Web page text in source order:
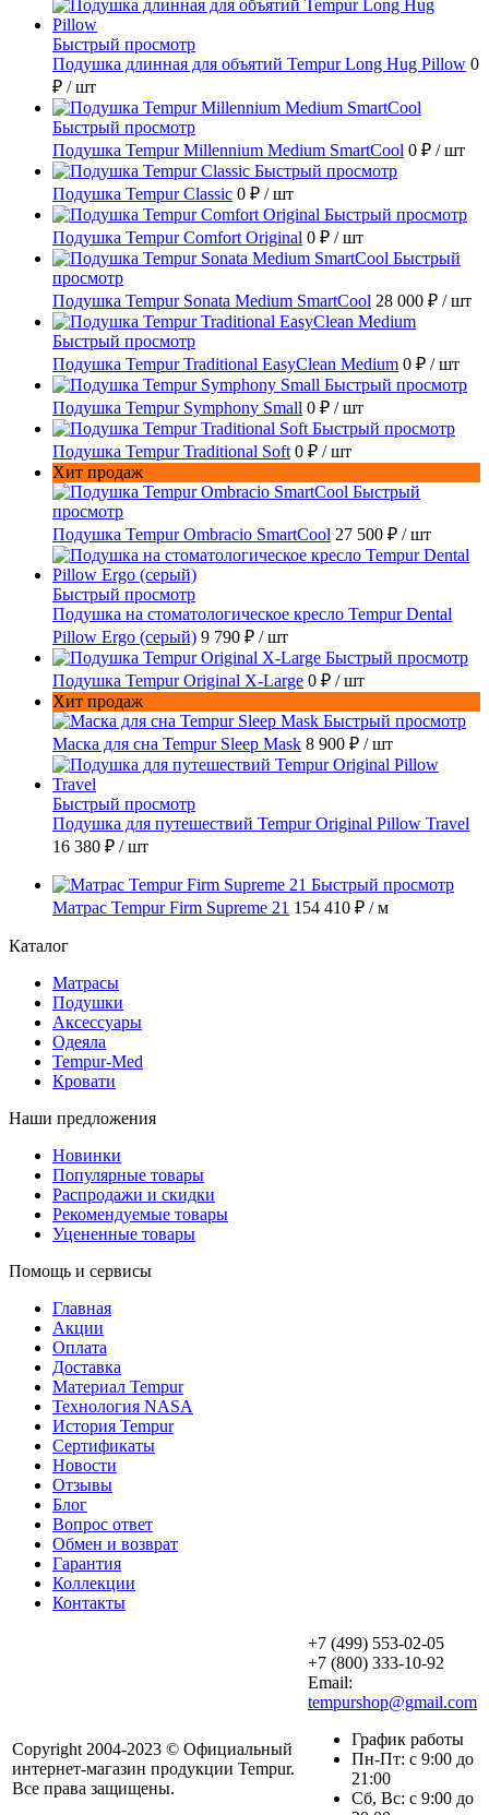
Быстрый просмотр
Подушка длинная для объятий Tempur Long Hug Pillow 0
₽ / шт
Быстрый просмотр
Подушка Tempur Millennium Medium SmartCool 0 ₽ / шт
Быстрый просмотр
Подушка Tempur Classic 0 ₽ / шт
Быстрый просмотр
Подушка Tempur Comfort Original 0 ₽ / шт
Быстрый
просмотр
Подушка Tempur Sonata Medium SmartCool 28 000 ₽ / шт
Быстрый просмотр
Подушка Tempur Traditional EasyClean Medium 0 ₽ / шт
Быстрый просмотр
Подушка Tempur Symphony Small 0 ₽ / шт
Быстрый просмотр
Подушка Tempur Traditional Soft 0 ₽ / шт
Хит продаж
Быстрый
просмотр
Подушка Tempur Ombracio SmartCool 27 500 ₽ / шт
Быстрый просмотр
Подушка на стоматологическое кресло Tempur Dental
Pillow Ergo (серый) 9 790 ₽ / шт
Быстрый просмотр
Подушка Tempur Original X-Large 0 ₽ / шт
Хит продаж
Быстрый просмотр
Маска для сна Tempur Sleep Mask 8 900 ₽ / шт
Быстрый просмотр
Подушка для путешествий Tempur Original Pillow Travel
16 380 ₽ / шт
Быстрый просмотр
Матрас Tempur Firm Supreme 21 154 410 ₽ / м
Каталог
Матрасы
Подушки
Аксессуары
Одеяла
Tempur-Med
Кровати
Наши предложения
Новинки
Популярные товары
Распродажи и скидки
Рекомендуемые товары
Уцененные товары
Помощь и сервисы
Главная
Акции
Оплата
Доставка
Материал Tempur
Технология NASA
История Tempur
Сертификаты
Новости
Отзывы
Блог
Вопрос ответ
Обмен и возврат
Гарантия
Коллекции
Контакты
Copyright 2004-2023 © Официальный
интернет-магазин продукции Tempur.
Все права защищены.
+7 (499) 553-02-05
+7 (800) 333-10-92
Email:
tempurshop@gmail.com
График работы
Пн-Пт: с 9:00 до
21:00
Сб, Вс: с 9:00 до